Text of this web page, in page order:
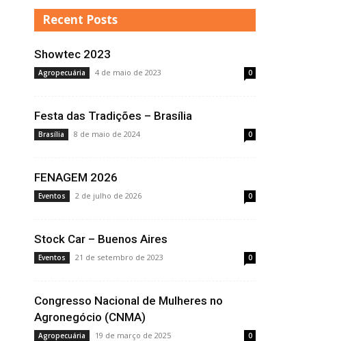
Recent Posts
Showtec 2023
Agropecuária 4 de maio de 2023 0
Festa das Tradições – Brasília
Brasília 8 de maio de 2024 0
FENAGEM 2026
Eventos 2 de julho de 2026 0
Stock Car – Buenos Aires
Eventos 21 de setembro de 2023 0
Congresso Nacional de Mulheres no
Agronegócio (CNMA)
Agropecuária 19 de março de 2025 0